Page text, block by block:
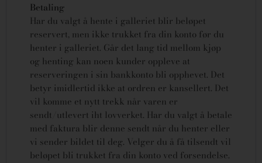
Betaling
Har du valgt å hente i galleriet blir beløpet
reservert, men ikke trukket fra din konto før du
henter i galleriet. Går det lang tid mellom kjøp
og henting kan noen kunder oppleve at
reserveringen i sin bankkonto bli opphevet. Det
betyr imidlertid ikke at ordren er kansellert. Det
vil komme et nytt trekk når varen er
sendt/utlevert iht lovverket. Har du valgt å betale
med faktura blir denne sendt når du henter eller
vi sender bildet til deg. Velger du å få tilsendt vil
beløpet bli trukket fra din konto ved forsendelse.